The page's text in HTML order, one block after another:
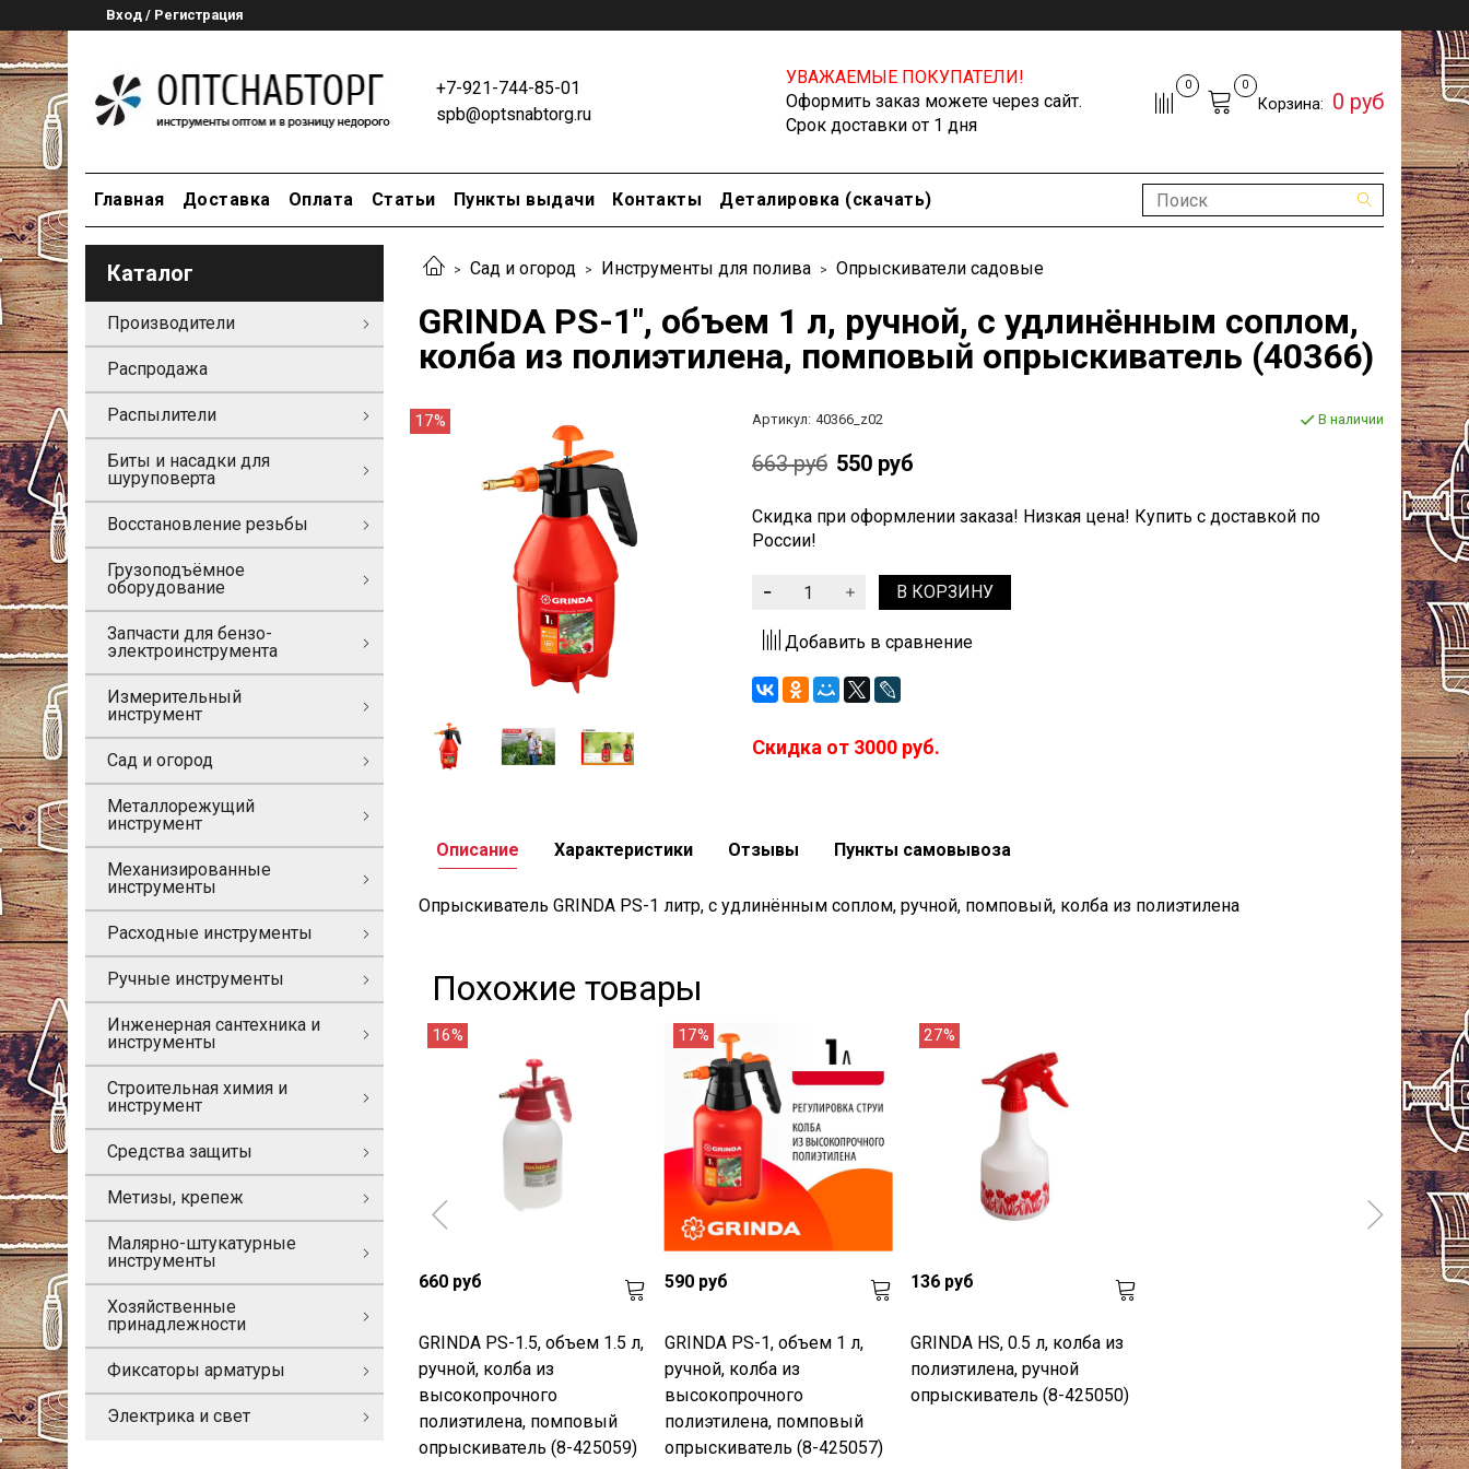
Вход / Регистрация
+7-921-744-85-01
spb@optsnabtorg.ru
УВАЖАЕМЫЕ ПОКУПАТЕЛИ!
Оформить заказ можете через сайт.
Срок доставки от 1 дня
0 0
Корзина: 0 руб
Главная Доставка Оплата Статьи Пункты выдачи Контакты Деталировка (скачать)
Сад и огород Инструменты для полива Опрыскиватели садовые
GRINDA PS-1", объем 1 л, ручной, с удлинённым соплом,
колба из полиэтилена, помповый опрыскиватель (40366)
17% Артикул: 40366_z02 В наличии
663 руб 550 руб
Скидка при оформлении заказа! Низкая цена! Купить с доставкой по
России!
В КОРЗИНУ
Добавить в сравнение
Скидка от 3000 руб.
Описание
Опрыскиватель GRINDA PS-1 литр, с удлинённым соплом, ручной, помповый, колба из полиэтилена
Характеристики Отзывы Пункты самовывоза
Похожие товары
16%
660 руб
GRINDA PS-1.5, объем 1.5 л,
ручной, колба из
высокопрочного
полиэтилена, помповый
опрыскиватель (8-425059)
17%
590 руб
GRINDA PS-1, объем 1 л,
ручной, колба из
высокопрочного
полиэтилена, помповый
опрыскиватель (8-425057)
27%
136 руб
GRINDA HS, 0.5 л, колба из
полиэтилена, ручной
опрыскиватель (8-425050)
Каталог
Производители
Распродажа
Распылители
Биты и насадки для
шуруповерта
Восстановление резьбы
Грузоподъёмное
оборудование
Запчасти для бензо-
электроинструмента
Измерительный
инструмент
Сад и огород
Металлорежущий
инструмент
Механизированные
инструменты
Расходные инструменты
Ручные инструменты
Инженерная сантехника и
инструменты
Строительная химия и
инструмент
Средства защиты
Метизы, крепеж
Малярно-штукатурные
инструменты
Хозяйственные
принадлежности
Фиксаторы арматуры
Электрика и свет